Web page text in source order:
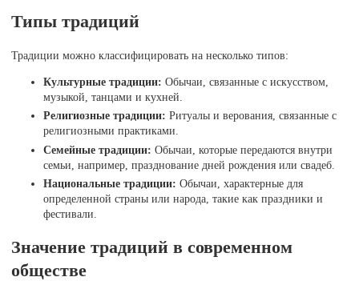
Типы традиций
Традиции можно классифицировать на несколько типов:
Культурные традиции: Обычаи, связанные с искусством,
музыкой, танцами и кухней.
Религиозные традиции: Ритуалы и верования, связанные с
религиозными практиками.
Семейные традиции: Обычаи, которые передаются внутри
семьи, например, празднование дней рождения или свадеб.
Национальные традиции: Обычаи, характерные для
определенной страны или народа, такие как праздники и
фестивали.
Значение традиций в современном
обществе